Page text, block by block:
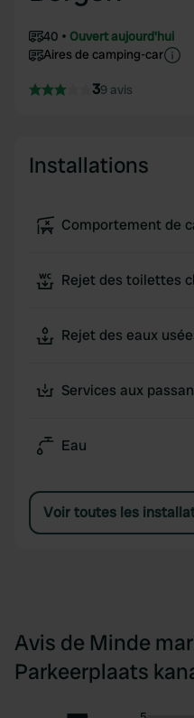
40
Ouvert aujourd'hui
Aires de camping-car
39 avis
Installations
Comportement de
Rejet des toilettes
Rejet des eaux
Services aux
Eau
Voir toutes les
Avis de Minde
Parkeerplaats